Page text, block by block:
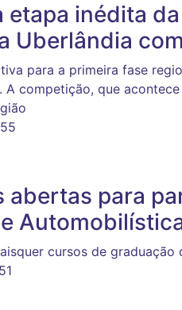
etapa inédita
Uberlândia
para a primeira fase
A competição, que
abertas para
cursos de